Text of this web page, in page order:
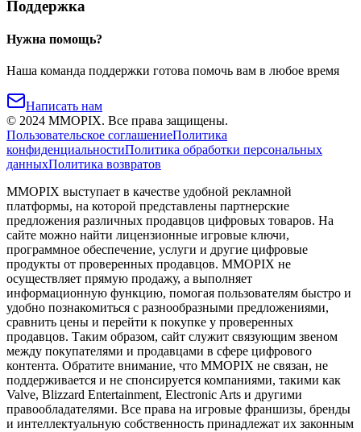
Поддержка
Нужна помощь?
Наша команда поддержки готова помочь вам в любое время
Написать нам
© 2024 MMOPIX. Все права защищены.
Пользовательское соглашениеПолитика
конфиденциальностиПолитика обработки персональных
данныхПолитика возвратов
MMOPIX выступает в качестве удобной рекламной
платформы, на которой представлены партнерские
предложения различных продавцов цифровых товаров. На
сайте можно найти лицензионные игровые ключи,
программное обеспечение, услуги и другие цифровые
продукты от проверенных продавцов. MMOPIX не
осуществляет прямую продажу, а выполняет
информационную функцию, помогая пользователям быстро и
удобно познакомиться с разнообразными предложениями,
сравнить цены и перейти к покупке у проверенных
продавцов. Таким образом, сайт служит связующим звеном
между покупателями и продавцами в сфере цифрового
контента. Обратите внимание, что MMOPIX не связан, не
поддерживается и не спонсируется компаниями, такими как
Valve, Blizzard Entertainment, Electronic Arts и другими
правообладателями. Все права на игровые франшизы, бренды
и интеллектуальную собственность принадлежат их законным